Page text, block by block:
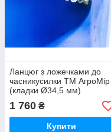
Ланцюг з ложечками до
часникусилки ТМ АгроМір
(кладки Ø34,5 мм)
1 760 ₴
Купити